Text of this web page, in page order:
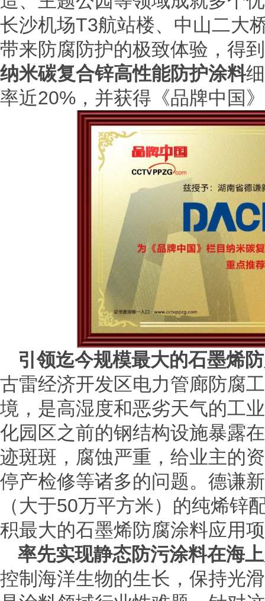
长沙机场T3航站楼、中山二大
带来防腐防护的极致体验，得
纳米碳复合锌高性能防护涂料
率近20%，并获得《品牌中国
引领迄今规模最大的石墨烯
古雷经济开发区电力管廊防腐
境，是高湿度和恶劣天气的工
化园区之前的钢结构设施暴露
迹斑斑，腐蚀严重，给业主的
停产检修等诸多的问题。德谦
（大于50万平方米）的纯烯锌
积最大的石墨烯防腐涂料应用
率先实现静态防污涂料在海
控制海洋生物的生长，保持光